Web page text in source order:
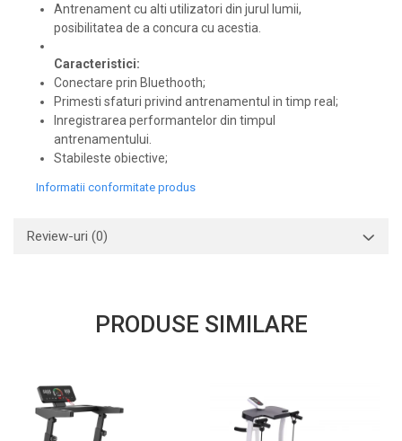
Antrenament cu alti utilizatori din jurul lumii,
posibilitatea de a concura cu acestia.
Caracteristici:
Conectare prin Bluethooth;
Primesti sfaturi privind antrenamentul in timp real;
Inregistrarea performantelor din timpul
antrenamentului.
Stabileste obiective;
Informatii conformitate produs
Review-uri (0)
PRODUSE SIMILARE